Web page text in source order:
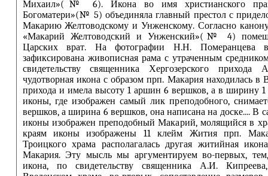
Михаил»(№ 6). Икона во имя христианского
Богоматери»(№ 5) объединяла главный престол с
Макарию Желтоводскому и Унженскому. Согласно
«Макарий Желтоводский и Унженский»(№ 4)
Царских врат. На фотографии Н.Н. Померанцева
зафиксирована живописная рама с утраченным
свидетельству священника Хергозерского
чудотворная икона с образом прп. Макария находилась в
прихода и имела высоту 1 аршин 6 вершков, а в ширину
иконы, где изображен самый лик преподобного,
вершков, а ширина 6 вершков, она написана на доске.... В
иконы изображен преподобный Макарий, молящийся в
краям иконы изображены 11 клейм Жития прп.
Троицкого храма располагалась другая житийная
Макария. Эту мысль мы аргументируем во-первых,
икона, по свидетельству священника А.И.